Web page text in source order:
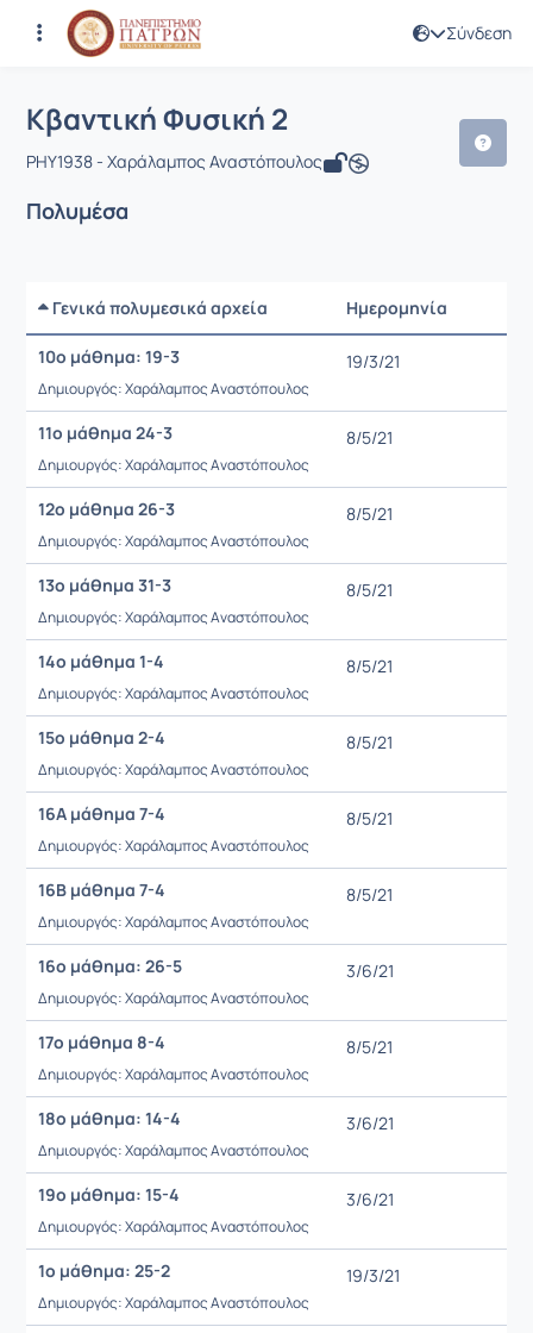
Σύνδεση
Αρχική Σελίδα
Μάθημα : Κβαντική Φυσική 2
Κωδικός : PHY1938
Κβαντική Φυσική 2
PHY1938 - Χαράλαμπος Αναστόπουλος
Πολυμέσα
Γενικά πολυμεσικά αρχεία Ημερομηνία
10ο μάθημα: 19-3
Δημιουργός: Χαράλαμπος Αναστόπουλος
19/3/21
11ο μάθημα 24-3
Δημιουργός: Χαράλαμπος Αναστόπουλος
8/5/21
12ο μάθημα 26-3
Δημιουργός: Χαράλαμπος Αναστόπουλος
8/5/21
13o μάθημα 31-3
Δημιουργός: Χαράλαμπος Αναστόπουλος
8/5/21
14ο μάθημα 1-4
Δημιουργός: Χαράλαμπος Αναστόπουλος
8/5/21
15ο μάθημα 2-4
Δημιουργός: Χαράλαμπος Αναστόπουλος
8/5/21
16Α μάθημα 7-4
Δημιουργός: Χαράλαμπος Αναστόπουλος
8/5/21
16Β μάθημα 7-4
Δημιουργός: Χαράλαμπος Αναστόπουλος
8/5/21
16ο μάθημα: 26-5
Δημιουργός: Χαράλαμπος Αναστόπουλος
3/6/21
17ο μάθημα 8-4
Δημιουργός: Χαράλαμπος Αναστόπουλος
8/5/21
18ο μάθημα: 14-4
Δημιουργός: Χαράλαμπος Αναστόπουλος
3/6/21
19ο μάθημα: 15-4
Δημιουργός: Χαράλαμπος Αναστόπουλος
3/6/21
1o μάθημα: 25-2
Δημιουργός: Χαράλαμπος Αναστόπουλος
19/3/21